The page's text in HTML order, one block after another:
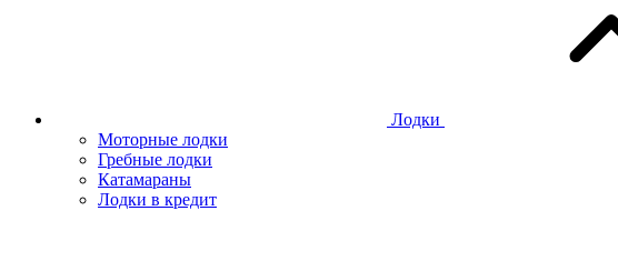
Лодки
Моторные лодки
Гребные лодки
Катамараны
Лодки в кредит